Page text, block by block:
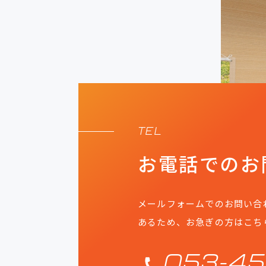
TEL
お電話での
メールフォームでのお問い
あるため、お急ぎの方はこ